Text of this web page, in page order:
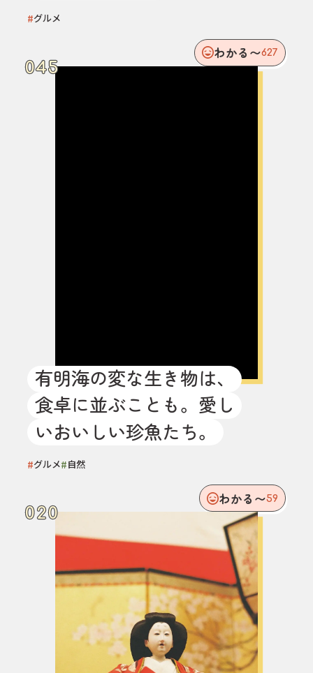
#グルメ
わかる〜627
045
045
有明海の変な生き物は、
食卓に並ぶことも。愛し
いおいしい珍魚たち。
#グルメ#自然
わかる〜59
020
020